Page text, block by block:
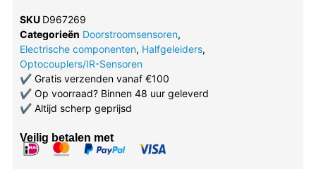
SKU D967269
Categorieën Doorstroomsensoren,
Electrische componenten, Halfgeleiders,
Optocouplers/IR-Sensoren
✔Gratis verzenden vanaf €100
✔Op voorraad? Binnen 48 uur geleverd
✔Altijd scherp geprijsd
Veilig betalen met